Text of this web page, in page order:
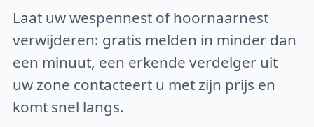
Laat uw wespennest of hoornaarnest
verwijderen: gratis melden in minder dan
een minuut, een erkende verdelger uit
uw zone contacteert u met zijn prijs en
komt snel langs.